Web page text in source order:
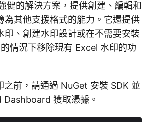
健的解決方案，提供創建、編輯和
為其他支援格式的能力。它還提供
印、創建水印設計或在不需要安裝
情況下移除現有 Excel 水印的功
之前，請通過 NuGet 安裝 SDK 並
Dashboard 獲取憑據。